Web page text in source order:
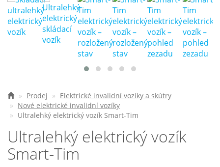
O nás
Kontakt
Prodej
Elektrické invalidní vozíky a skútry
Nové elektrické invalidní vozíky
Ultralehký elektrický vozík Smart-Tim
Ultralehký elektrický vozík
Smart-Tim